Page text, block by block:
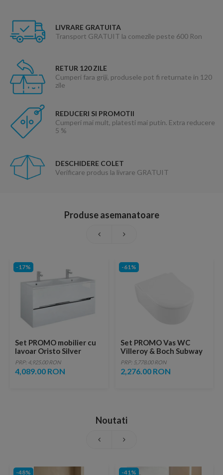
LIVRARE GRATUITA
Transport GRATUIT la comezile peste 600 Ron
RETUR 120 ZILE
Cumperi fara griji, produsele pot fi returnate in 120
zile
REDUCERI SI PROMOTII
Cumperi mai mult, platesti mai putin. Extra reducere
5 %
DESCHIDERE COLET
Verificare produs la livrare GRATUIT
Produse asemanatoare
-17%
Set PROMO mobilier cu
lavoar Oristo Silver
120x45x55 cm alb lucios
PRP: 4,925.00 RON
4,089.00 RON
-61%
Set PROMO Vas WC
Villeroy & Boch Subway
2.0 Directflush capac
slim Softclose alb
56x37xH40 cm
PRP: 5,778.00 RON
2,276.00 RON
Noutati
-48% -41%